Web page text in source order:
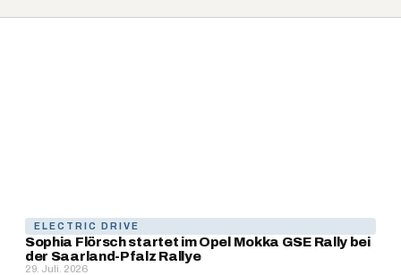
ELECTRIC DRIVE
Sophia Flörsch startet im Opel Mokka GSE Rally bei
der Saarland-Pfalz Rallye
29. Juli. 2026